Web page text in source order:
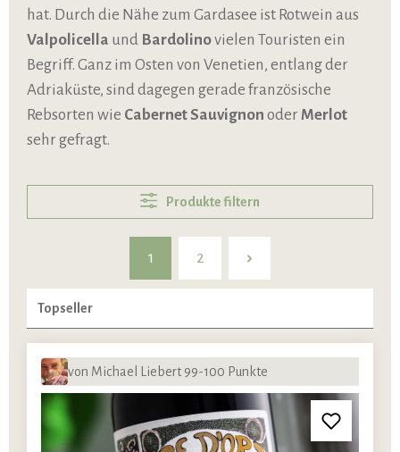
hat. Durch die Nähe zum Gardasee ist Rotwein aus
Valpolicella und Bardolinovielen Touristen ein
Begriff. Ganz im Osten von Venetien, entlang der
Adriaküste, sind dagegen gerade französische
Rebsorten wie Cabernet Sauvignon oderMerlot
sehr gefragt.
Produkte filtern
1 2
von Michael Liebert 99-100 Punkte